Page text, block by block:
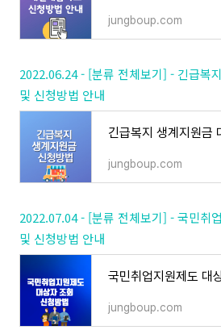
jungboup.com
2022.06.24 - [분류 전체보기] - 긴급복
및 신청방법 안내
jungboup.com
2022.07.04 - [분류 전체보기] - 국민취
및 신청방법 안내
jungboup.com